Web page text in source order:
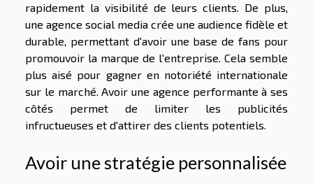
rapidement la visibilité de leurs clients. De plus,
une agence social media crée une audience fidèle et
durable, permettant d'avoir une base de fans pour
promouvoir la marque de l'entreprise. Cela semble
plus aisé pour gagner en notoriété internationale
sur le marché. Avoir une agence performante à ses
côtés permet de limiter les publicités
infructueuses et d'attirer des clients potentiels.
Avoir une stratégie personnalisée